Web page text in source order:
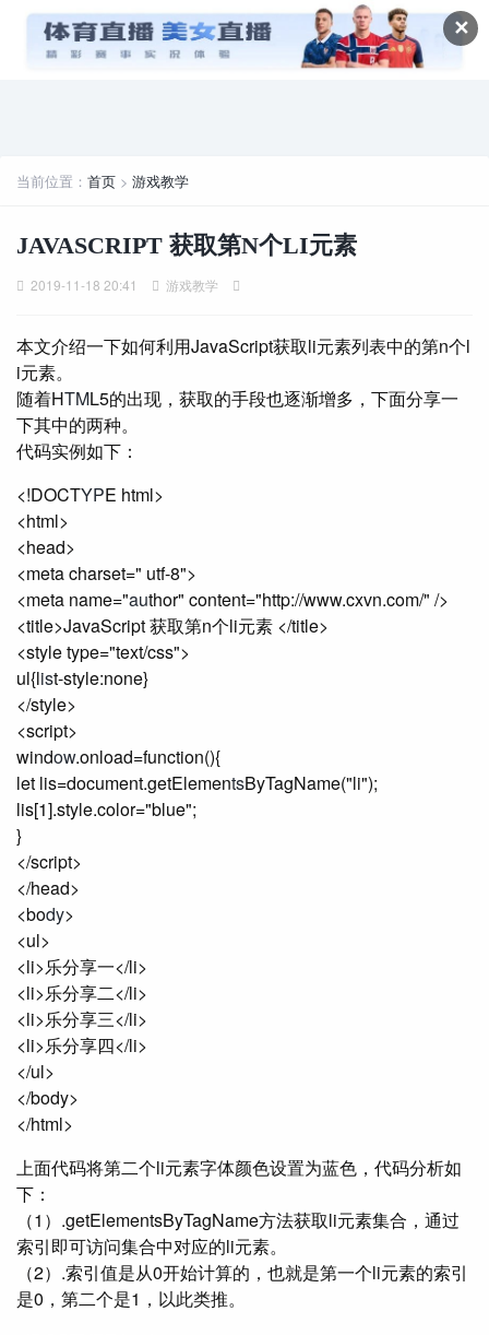
✕
当前位置： 首页 > 游戏教学
JAVASCRIPT 获取第N个LI元素
2019-11-18 20:41 游戏教学
本文介绍一下如何利用JavaScript获取li元素列表中的第n个l
i元素。
随着HTML5的出现，获取的手段也逐渐增多，下面分享一
下其中的两种。
代码实例如下：
<!DOCTYPE html>
<html>
<head>
<meta charset=" utf-8">
<meta name="author" content="http://www.cxvn.com/" />
<title>JavaScript 获取第n个li元素 </title>
<style type="text/css">
ul{list-style:none}
</style>
<script>
window.onload=function(){
let lis=document.getElementsByTagName("li");
lis[1].style.color="blue";
}
</script>
</head>
<body>
<ul>
<li>乐分享一</li>
<li>乐分享二</li>
<li>乐分享三</li>
<li>乐分享四</li>
</ul>
</body>
</html>
上面代码将第二个li元素字体颜色设置为蓝色，代码分析如
下：
（1）.getElementsByTagName方法获取li元素集合，通过
索引即可访问集合中对应的li元素。
（2）.索引值是从0开始计算的，也就是第一个li元素的索引
是0，第二个是1，以此类推。